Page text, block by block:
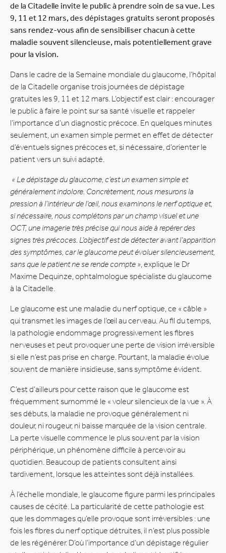
de la Citadelle invite le public à prendre soin de sa vue. Les
9, 11 et 12 mars, des dépistages gratuits seront proposés
sans rendez-vous afin de sensibiliser chacun à cette
maladie souvent silencieuse, mais potentiellement grave
pour la vision.
Dans le cadre de la Semaine mondiale du glaucome, l’hôpital
de la Citadelle organise trois journées de dépistage
gratuites les 9, 11 et 12 mars. L’objectif est clair : encourager
le public à faire le point sur sa santé visuelle et rappeler
l’importance d’un diagnostic précoce. En quelques minutes
seulement, un examen simple permet en effet de détecter
d’éventuels signes précoces et, si nécessaire, d’orienter le
patient vers un suivi adapté.
« Le dépistage du glaucome, c’est un examen simple et
généralement indolore. Concrètement, nous mesurons la
pression à l’intérieur de l’œil, nous examinons le nerf optique et,
si nécessaire, nous complétons par un champ visuel et une
OCT, une imagerie très précise qui nous aide à repérer des
signes très précoces. L’objectif est de détecter avant l’apparition
des symptômes, car le glaucome peut évoluer silencieusement,
sans que le patient ne se rende compte » , explique le Dr
Maxime Dequinze, ophtalmologue spécialiste du glaucome
à la Citadelle.
Le glaucome est une maladie du nerf optique, ce « câble »
qui transmet les images de l’œil au cerveau. Au fil du temps,
la pathologie endommage progressivement les fibres
nerveuses et peut provoquer une perte de vision irréversible
si elle n’est pas prise en charge. Pourtant, la maladie évolue
souvent de manière insidieuse, sans symptôme évident.
C’est d’ailleurs pour cette raison que le glaucome est
fréquemment surnommé le « voleur silencieux de la vue ». À
ses débuts, la maladie ne provoque généralement ni
douleur, ni rougeur, ni baisse marquée de la vision centrale.
La perte visuelle commence le plus souvent par la vision
périphérique, un phénomène difficile à percevoir au
quotidien. Beaucoup de patients consultent ainsi
tardivement, lorsque les atteintes sont déjà installées.
À l’échelle mondiale, le glaucome figure parmi les principales
causes de cécité. La particularité de cette pathologie est
que les dommages qu’elle provoque sont irréversibles : une
fois les fibres du nerf optique détruites, il n’est plus possible
de les régénérer. D’où l’importance d’un dépistage régulier